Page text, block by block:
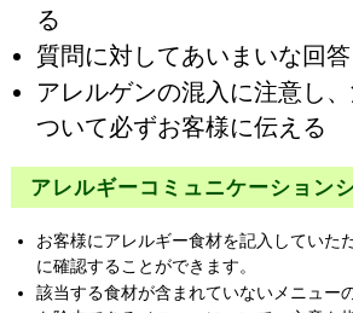
る
質問に対してあいまいな回
アレルゲンの混入に注意し
ついて必ずお客様に伝える
アレルギーコミュニケーション
お客様にアレルギー食材を記入していた
に確認することができます。
該当する食材が含まれていないメニュー